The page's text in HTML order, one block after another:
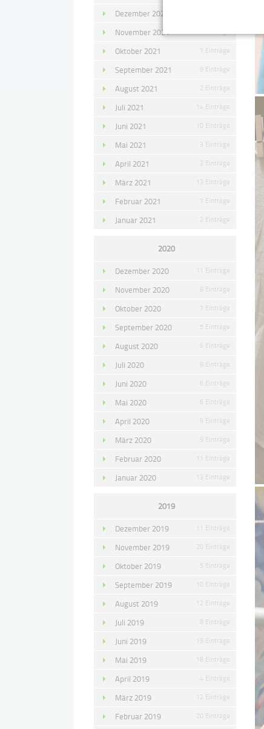
Dezember 2021
November 2021
Oktober 2021 7 Einträge
September 2021 9 Einträge
August 2021 2 Einträge
Juli 2021 14 Einträge
Juni 2021 10 Einträge
Mai 2021 3 Einträge
April 2021 2 Einträge
März 2021 13 Einträge
Februar 2021 7 Einträge
Januar 2021 2 Einträge
2020
Dezember 2020 11 Einträge
November 2020 8 Einträge
Oktober 2020 7 Einträge
September 2020 5 Einträge
August 2020 6 Einträge
Juli 2020 8 Einträge
Juni 2020 6 Einträge
Mai 2020 6 Einträge
April 2020 9 Einträge
März 2020 9 Einträge
Februar 2020 11 Einträge
Januar 2020 13 Einträge
2019
Dezember 2019 11 Einträge
November 2019 20 Einträge
Oktober 2019 5 Einträge
September 2019 10 Einträge
August 2019 12 Einträge
Juli 2019 8 Einträge
Juni 2019 19 Einträge
Mai 2019 18 Einträge
April 2019 4 Einträge
März 2019 12 Einträge
Februar 2019 20 Einträge